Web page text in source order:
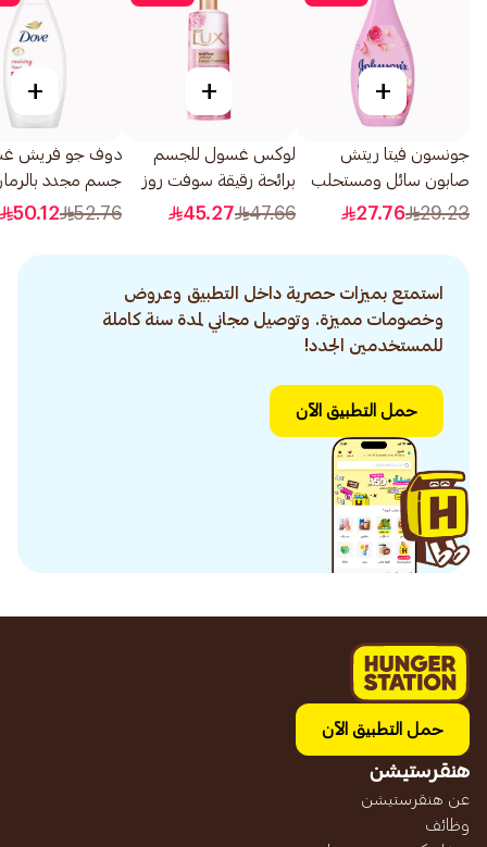
+
جونسون فيتا ريتش
صابون سائل ومستحلب
للاستحمام بنسيم ماء
29.23
27.76
+
لوكس غسول للجسم
برائحة رقيقة سوفت روز
500مل
47.66
45.27
+
دوف جو فريش
جسم مجدد
الكركديه 500مل
52.76
50.12
استمتع بميزات حصرية داخل التطبيق وعروض
وخصومات مميزة. وتوصيل مجاني لمدة سنة كاملة
للمستخدمين الجدد!
حمل التطبيق الآن
حمل التطبيق الآن
هنقرستيشن
عن هنقرستيشن
وظائف